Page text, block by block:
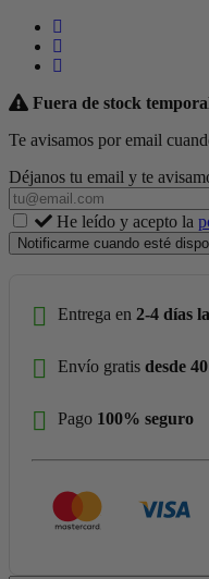
Fuera de stock
Te avisamos por email
Déjanos tu email y te
He leído y acepto la
Notificarme cuando esté
Entrega en 2-4 días
Envío gratis desde
Pago 100% seguro